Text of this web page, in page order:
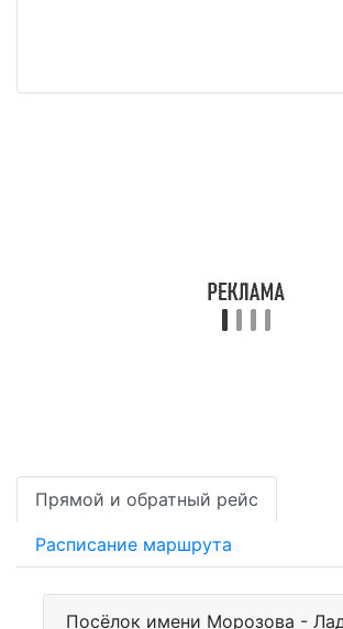
Прямой и обратный рейс
Расписание маршрута
Посёлок имени Морозова -